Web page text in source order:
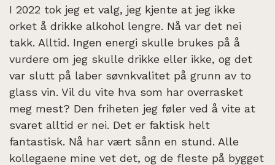
I 2022 tok jeg et valg, jeg kjente at jeg ikke
orket å drikke alkohol lengre. Nå var det nei
takk. Alltid. Ingen energi skulle brukes på å
vurdere om jeg skulle drikke eller ikke, og det
var slutt på laber søvnkvalitet på grunn av to
glass vin. Vil du vite hva som har overrasket
meg mest? Den friheten jeg føler ved å vite at
svaret alltid er nei. Det er faktisk helt
fantastisk. Nå har vært sånn en stund. Alle
kollegaene mine vet det, og de fleste på bygget